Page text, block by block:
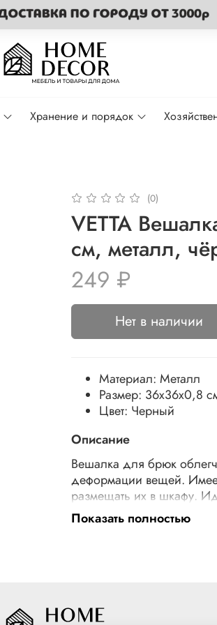
Хранение и порядок
(0)
VETTA
см, металл,
249 ₽
Нет в наличии
Материал: Металл
Размер: 36x36x0,8
Цвет: Черный
Описание
Вешалка для брюк
деформации вещей.
размещать их в шкафу.
благодаря
лишнего визуального шума
Показать полностью